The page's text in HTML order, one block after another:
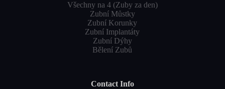
Všechny na 4 (Zuby za den)
Zubní Můstky
Zubní Korunky
Zubní Implantáty
Zubní Dýhy
Bělení Zubů
Contact Info